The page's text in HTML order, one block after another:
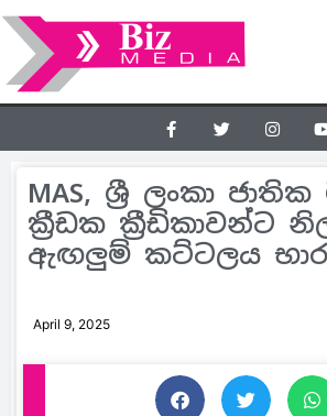
MAS, ශ්‍රී ලංකා
ක්‍රීඩක ක්‍රීඩිකාවන්ට
ඇඟලුම් කට්ටලය භාර
April 9, 2025